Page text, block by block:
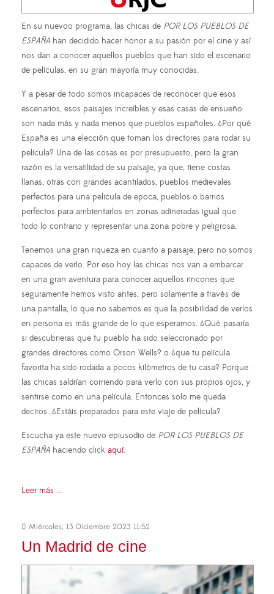
En su nuevoo programa, las chicas de POR LOS PUEBLOS DE
ESPAÑA han decidido hacer honor a su pasión por el cine y así
nos dan a conocer aquellos pueblos que han sido el escenario
de películas, en su gran mayoría muy conocidas.
Y a pesar de todo somos incapaces de reconocer que esos
escenarios, esos paisajes increíbles y esas casas de ensueño
son nada más y nada menos que pueblos españoles. ¿Por qué
España es una elección que toman los directores para rodar su
película? Una de las cosas es por presupuesto, pero la gran
razón es la versatilidad de su paisaje, ya que, tiene costas
llanas, otras con grandes acantilados, pueblos medievales
perfectos para una pelicula de epoca, pueblos o barrios
perfectos para ambientarlos en zonas adineradas igual que
todo lo contrario y representar una zona pobre y peligrosa.
Tenemos una gran riqueza en cuanto a paisaje, pero no somos
capaces de verlo. Por eso hoy las chicas nos van a embarcar
en una gran aventura para conocer aquellos rincones que
seguramente hemos visto antes, pero solamente a través de
una pantalla, lo que no sabemos es que la posibilidad de verlos
en persona es más grande de lo que esperamos. ¿Qué pasaría
si descubrieras que tu pueblo ha sido seleccionado por
grandes directores como Orson Wells? o ¿que tu película
favorita ha sido rodada a pocos kilómetros de tu casa? Porque
las chicas saldrían corriendo para verlo con sus propios ojos, y
sentirse como en una película. Entonces solo me queda
deciros…¿Estáis preparados para este viaje de película?
Escucha ya este nuevo epiusodio de POR LOS PUEBLOS DE
ESPAÑA haciendo click aquí.
Leer más ...
Miércoles, 13 Diciembre 2023 11:52
Un Madrid de cine